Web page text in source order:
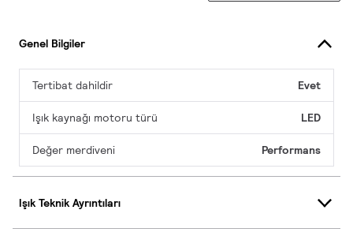
Genel Bilgiler
Tertibat dahildir Evet
Işık kaynağı motoru türü LED
Değer merdiveni Performans
Işık Teknik Ayrıntıları